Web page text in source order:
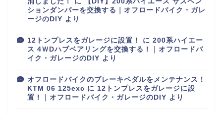
ションダンパーを交換する｜オフロードバイク・ガレ
ージのDIY より
12トンプレスをガレージに設置！ に 200系ハイエー
ス 4ＷDハブベアリングを交換する！｜オフロードバ
イク・ガレージのDIY より
オフロードバイクのブレーキペダルをメンテナンス！
KTM 06 125exc に 12トンプレスをガレージに設
置！｜オフロードバイク・ガレージのDIY より